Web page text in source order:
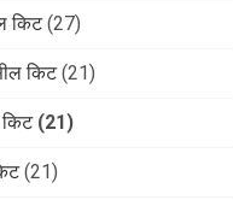
किट (27)
किट (21)
(21)
(21)